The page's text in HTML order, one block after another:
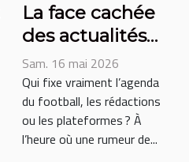
La face cachée
des actualités
sportives :
l’influence des
réseaux
sociaux sur le
football
Sam. 16 mai 2026
Qui fixe vraiment l’agenda
du football, les rédactions
ou les plateformes ? À
l’heure où une rumeur de...